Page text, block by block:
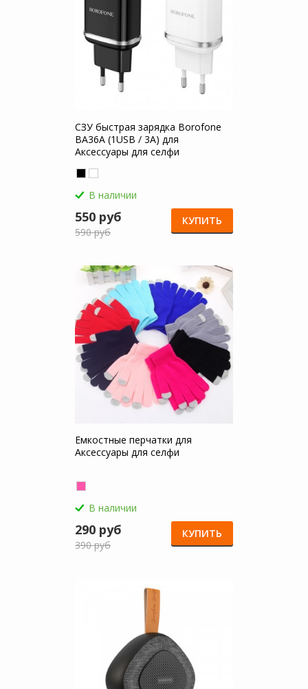
СЗУ быстрая зарядка Borofone
BA36A (1USB / 3A) для
Аксессуары для селфи
В наличии
550 руб
590 руб
КУПИТЬ
Емкостные перчатки для
Аксессуары для селфи
В наличии
290 руб
390 руб
КУПИТЬ